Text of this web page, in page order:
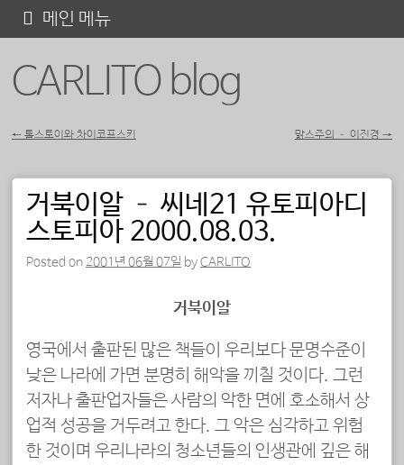
CARLITO blog
메인 메뉴
텐
← 톨스토이와 차이코프스키 맑스주의 – 이진경 →
거북이알 – 씨네21 유토피아디
스토피아 2000.08.03.
Posted on 2001년 06월 07일 byCARLITO
거북이알
영국에서 출판된 많은 책들이 우리보다 문명수준이
낮은 나라에 가면 분명히 해악을 끼칠 것이다. 그런
저자나 출판업자들은 사람의 악한 면에 호소해서 상
업적 성공을 거두려고 한다. 그 악은 심각하고 위험
한 것이며 우리나라의 청소년들의 인생관에 깊은 해